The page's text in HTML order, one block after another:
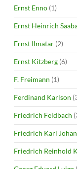
Ernst Enno (1)
Ernst Heinrich
Ernst Ilmatar (2)
Ernst Kitzberg (6)
F. Freimann (1)
Ferdinand Karlson
Friedrich Feldbach
Friedrich Karl
Friedrich Reinhold